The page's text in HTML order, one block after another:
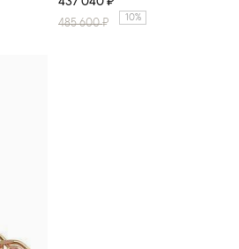
485 600₽ 10%